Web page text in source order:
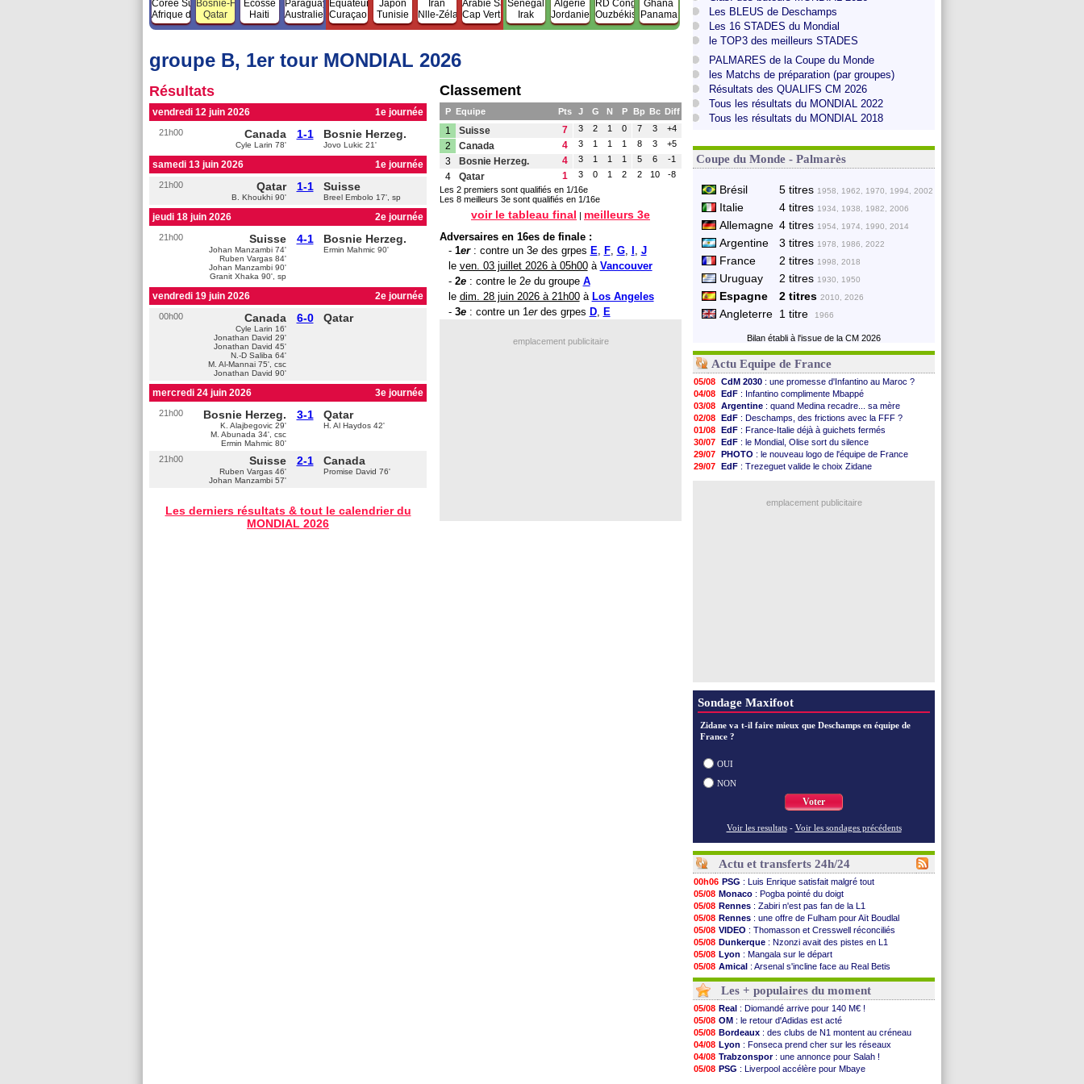
Corée Sud
Afrique du Sud
Bosnie-H.
Qatar
Ecosse
Haiti
Paraguay
Australie
Equateur
Curaçao
Japon
Tunisie
Iran
Nlle-Zélande
Arabie Sa.
Cap Vert
Sénégal
Irak
Algérie
Jordanie
RD Congo
Ouzbékistan
Ghana
Panama
groupe B, 1er tour MONDIAL 2026
Résultats
vendredi 12 juin 2026 1e journée
21h00 Canada 1-1 Bosnie Herzeg.
Cyle Larin 78' Jovo Lukic 21'
samedi 13 juin 2026 1e journée
21h00 Qatar 1-1 Suisse
B. Khoukhi 90' Breel Embolo 17', sp
jeudi 18 juin 2026 2e journée
21h00 Suisse 4-1 Bosnie Herzeg.
Johan Manzambi 74'
Ruben Vargas 84'
Johan Manzambi 90'
Granit Xhaka 90', sp
Ermin Mahmic 90'
vendredi 19 juin 2026 2e journée
00h00 Canada 6-0 Qatar
Cyle Larin 16'
Jonathan David 29'
Jonathan David 45'
N.-D Saliba 64'
M. Al-Mannai 75', csc
Jonathan David 90'
mercredi 24 juin 2026 3e journée
21h00 Bosnie Herzeg. 3-1 Qatar
K. Alajbegovic 29'
M. Abunada 34', csc
Ermin Mahmic 80'
H. Al Haydos 42'
21h00 Suisse 2-1 Canada
Ruben Vargas 46'
Johan Manzambi 57'
Promise David 76'
Les derniers résultats & tout le calendrier du
MONDIAL 2026
Classement
P Equipe Pts J G N P Bp Bc Diff
1 Suisse 7 3 2 1 0 7 3 +4
2 Canada 4 3 1 1 1 8 3 +5
3 Bosnie Herzeg. 4 3 1 1 1 5 6 -1
4 Qatar 1 3 0 1 2 2 10
-8
Les 2 premiers sont qualifiés en 1/16e
Les 8 meilleurs 3e sont qualifiés en 1/16e
voir le tableau final | meilleurs 3e
Adversaires en 16es de finale :
-
edes grpesE
leven. 03 juillet 2026 à 05h00 à Vancouver
-2e: contre le 2 du groupe
dim. 28 juin 2026 à 21h00 àLos Angeles
-3e: contre un 1 erdes grpesD,E
emplacement publicitaire
Les BLEUS de Deschamps
Les 16 STADES du Mondial
le TOP3 des meilleurs STADES
PALMARES de la Coupe du Monde
les Matchs de préparation (par groupes)
Résultats des QUALIFS CM 2026
Tous les résultats du MONDIAL 2022
Tous les résultats du MONDIAL 2018
Coupe du Monde - Palmarès
Brésil 5 titres 1958, 1962, 1970, 1994, 2002
Italie 4 titres 1934, 1938, 1982, 2006
Allemagne 4 titres 1954, 1974, 1990, 2014
Argentine 3 titres 1978, 1986, 2022
France 2 titres 1998, 2018
Uruguay 2 titres 1930, 1950
Espagne 2 titres2010, 2026
Angleterre 1 titre 1966
Bilan établi à l'issue de la CM 2026
Actu Equipe de France
05/08 CdM 2030 : une promesse d'Infantino au Maroc ?
04/08 EdF : Infantino complimente Mbappé
03/08 Argentine : quand Medina recadre... sa mère
02/08 EdF : Deschamps, des frictions avec la FFF ?
01/08 EdF : France-Italie déjà à guichets fermés
30/07 EdF : le Mondial, Olise sort du silence
29/07 PHOTO : le nouveau logo de l'équipe de France
29/07 EdF : Trezeguet valide le choix Zidane
: le message de Mbappé à Zidane
emplacement publicitaire
Sondage Maxifoot
Zidane va t-il faire mieux que Deschamps en équipe de
France ?
OUI
NON
Voter
Voir les resultats - Voir les sondages précédents
Actu et transferts 24h/24
00h06 PSG : Luis Enrique satisfait malgré tout
05/08 Monaco : Pogba pointé du doigt
05/08 Rennes : Zabiri n'est pas fan de la L1
05/08 Rennes : une offre de Fulham pour Aït Boudlal
05/08 VIDEO : Thomasson et Cresswell réconciliés
05/08 Dunkerque : Nzonzi avait des pistes en L1
05/08 Lyon : Mangala sur le départ
05/08 Amical : Arsenal s'incline face au Real Betis
05/08 Amical: lourde défaite pour le PSG
05/08
Man City: Maresca flou pour Reijnders
05/08 LdC: Fenerbahçe prend une belle option
05/08 Al-Diriyah: Mbemba arrive libre (officiel)
05/08 Atletico: le plan d'Alvarez à son retour
05/08 Amical: premier succès pour Brest
05/08 VIDEO: le joli but de Greenwood avec le Fener !
05/08 CdM 2030: une promesse d'Infantino au Maroc ...
05/08 PSG : la compo pour le premier match amical
Les + populaires du moment
05/08 Real : Diomandé arrive pour 140 M€ !
05/08 OM : le retour d'Adidas est acté
05/08 Bordeaux : des clubs de N1 montent au créneau
04/08 Lyon : Fonseca prend cher sur les réseaux
04/08 Trabzonspor : une annonce pour Salah !
05/08 PSG : Liverpool accélère pour Mbaye